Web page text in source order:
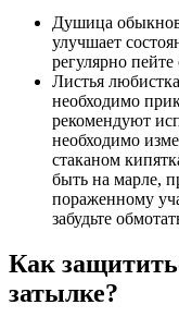
Душица
улучшает
регулярно пейте
Листья
необходимо
рекомендуют
необходимо
стаканом
быть на марле,
пораженному
забудьте
Как
затылке?